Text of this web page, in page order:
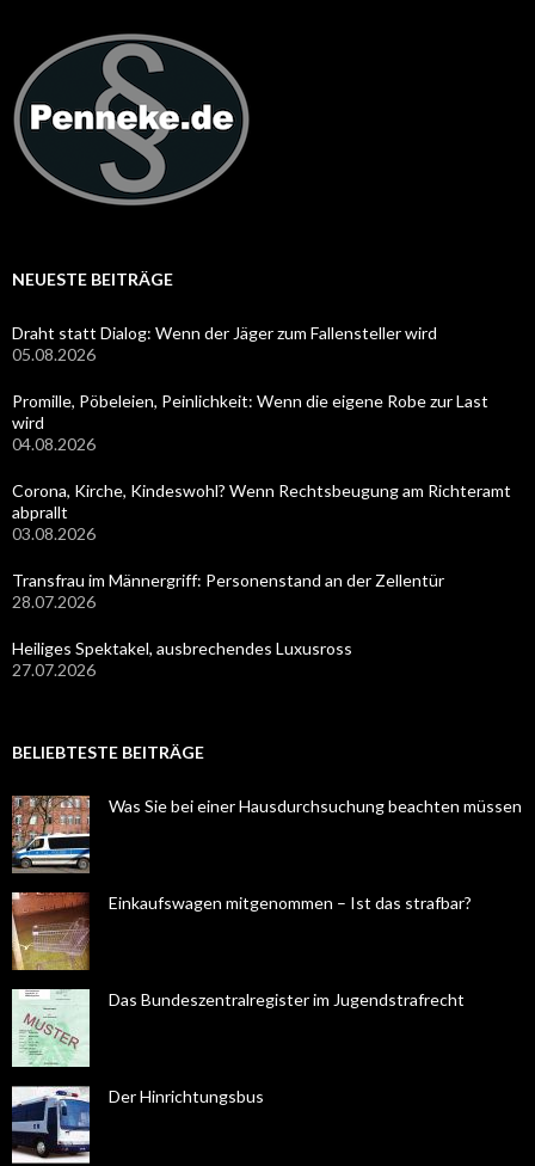
NEUESTE BEITRÄGE
Draht statt Dialog: Wenn der Jäger zum Fallensteller wird
05.08.2026
Promille, Pöbeleien, Peinlichkeit: Wenn die eigene Robe zur Last
wird
04.08.2026
Corona, Kirche, Kindeswohl? Wenn Rechtsbeugung am Richteramt
abprallt
03.08.2026
Transfrau im Männergriff: Personenstand an der Zellentür
28.07.2026
Heiliges Spektakel, ausbrechendes Luxusross
27.07.2026
BELIEBTESTE BEITRÄGE
Was Sie bei einer Hausdurchsuchung beachten müssen
Einkaufswagen mitgenommen – Ist das strafbar?
Das Bundeszentralregister im Jugendstrafrecht
Der Hinrichtungsbus